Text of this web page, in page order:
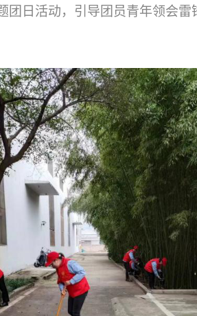
团日活动，引导团员青年领会雷